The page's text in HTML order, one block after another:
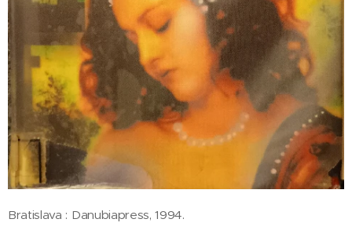
Bratislava : Danubiapress, 1994.